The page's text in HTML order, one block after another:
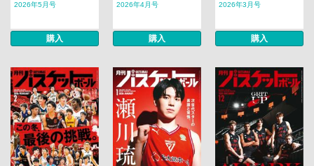
2026年5月号
購入
2026年4月号
購入
2026年3月号
購入